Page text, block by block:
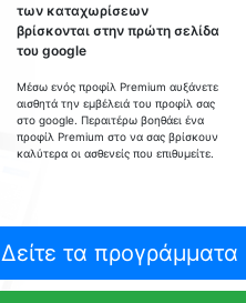
των καταχωρίσεων
βρίσκονται στην πρώτη σελίδα
του google
Μέσω ενός προφίλ Premium αυξάνετε
αισθητά την εμβέλειά του προφίλ σας
στο google. Περαιτέρω βοηθάει ένα
προφίλ Premium στο να σας βρίσκουν
καλύτερα οι ασθενείς που επιθυμείτε.
Δείτε τα προγράμματα